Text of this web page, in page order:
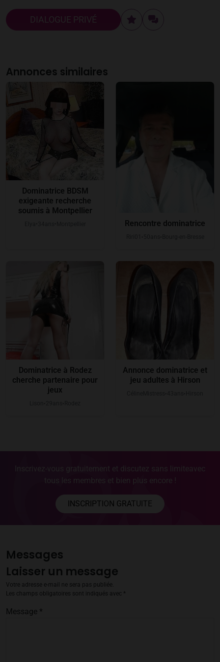
DIALOGUE PRIVÉ
Annonces similaires
Dominatrice BDSM
exigeante recherche
soumis à Montpellier
Rencontre dominatrice
Dominatrice à Rodez
cherche partenaire pour
jeux
Annonce dominatrice et
jeu adultes à Hirson
Inscrivez-vous gratuitement et discutez sans limiteavec
tous les membres et bien plus encore !
INSCRIPTION GRATUITE
Messages
Laisser un message
Votre adresse e-mail ne sera pas publiée.
Les champs obligatoires sont indiqués avec *
Message *